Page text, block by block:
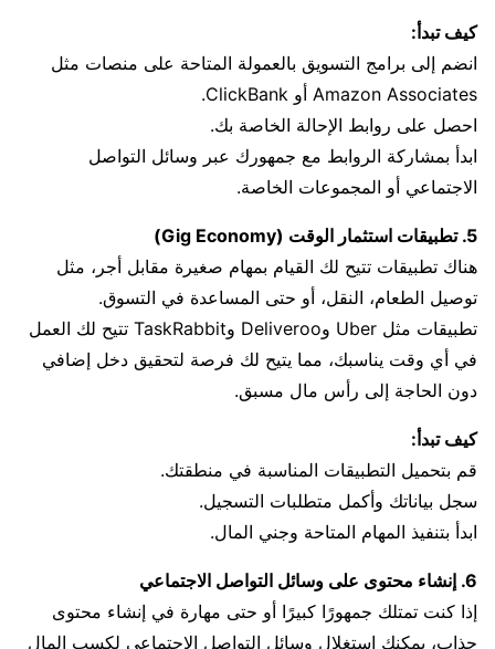
كيف تبدأ:
انضم إلى برامج التسويق بالعمولة المتاحة على منصات مثل
Amazon Associates أو ClickBank.
احصل على روابط الإحالة الخاصة بك.
ابدأ بمشاركة الروابط مع جمهورك عبر وسائل التواصل
الاجتماعي أو المجموعات الخاصة.
5. تطبيقات استثمار الوقت (Gig Economy)
هناك تطبيقات تتيح لك القيام بمهام صغيرة مقابل أجر، مثل
توصيل الطعام، النقل، أو حتى المساعدة في التسوق.
تطبيقات مثل Uber وDeliveroo وTaskRabbit تتيح لك العمل
في أي وقت يناسبك، مما يتيح لك فرصة لتحقيق دخل إضافي
دون الحاجة إلى رأس مال مسبق.
كيف تبدأ:
قم بتحميل التطبيقات المناسبة في منطقتك.
سجل بياناتك وأكمل متطلبات التسجيل.
ابدأ بتنفيذ المهام المتاحة وجني المال.
6. إنشاء محتوى على وسائل التواصل الاجتماعي
إذا كنت تمتلك جمهورًا كبيرًا أو حتى مهارة في إنشاء محتوى
جذاب، يمكنك استغلال وسائل التواصل الاجتماعي لكسب المال